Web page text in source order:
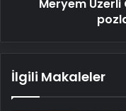
Meryem Uzerli
İlgili Makaleler